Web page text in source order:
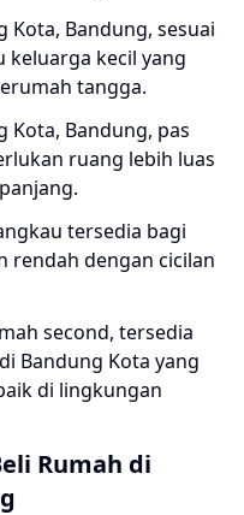
Kota, Bandung, sesuai
keluarga kecil yang
tangga.
Kota, Bandung, pas
ruang lebih luas
tersedia bagi
rendah dengan cicilan
second, tersedia
Bandung Kota yang
di lingkungan
Rumah di